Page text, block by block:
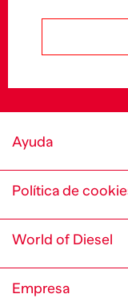
Ayuda
Política de
World of Diesel
Empresa